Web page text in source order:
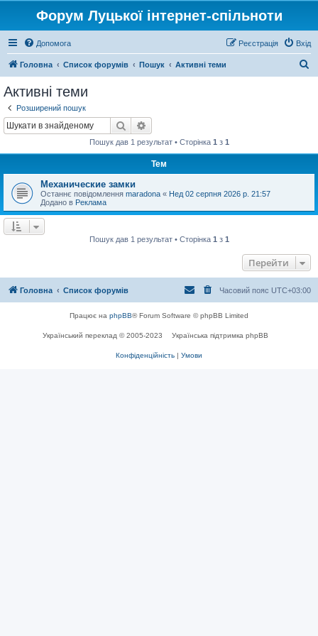
Форум Луцької інтернет-спільноти
Допомога Вхід
Реєстрація
Головна Список форумів Пошук Активні теми
Активні теми
Розширений пошук
Пошук
Пошук дав 1 результат • Сторінка 1 з 1
Тем
Механические замки
Останнє повідомлення maradona « Нед 02 серпня 2026 р. 21:57
Додано в Реклама
Пошук дав 1 результат • Сторінка 1 з 1
Перейти
Головна Список форумів Часовий пояс UTC+03:00
Працює на phpBB® Forum Software © phpBB Limited
Український переклад © 2005-2023 Українська підтримка phpBB
Конфіденційність | Умови